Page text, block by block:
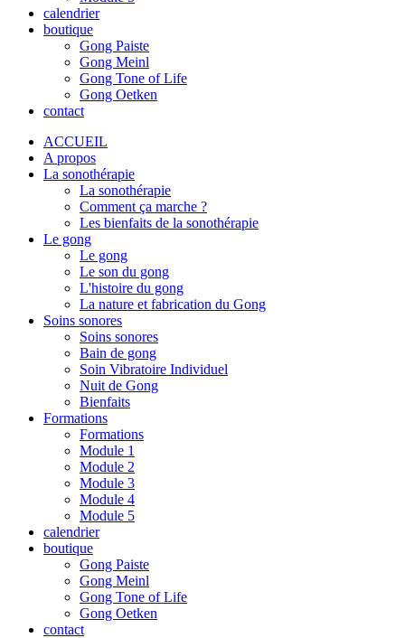
calendrier
boutique
Gong Paiste
Gong Meinl
Gong Tone of Life
Gong Oetken
contact
ACCUEIL
A propos
La sonothérapie
La sonothérapie
Comment ça marche ?
Les bienfaits de la sonothérapie
Le gong
Le gong
Le son du gong
L'histoire du gong
La nature et fabrication du Gong
Soins sonores
Soins sonores
Bain de gong
Soin Vibratoire Individuel
Nuit de Gong
Bienfaits
Formations
Formations
Module 1
Module 2
Module 3
Module 4
Module 5
calendrier
boutique
Gong Paiste
Gong Meinl
Gong Tone of Life
Gong Oetken
contact